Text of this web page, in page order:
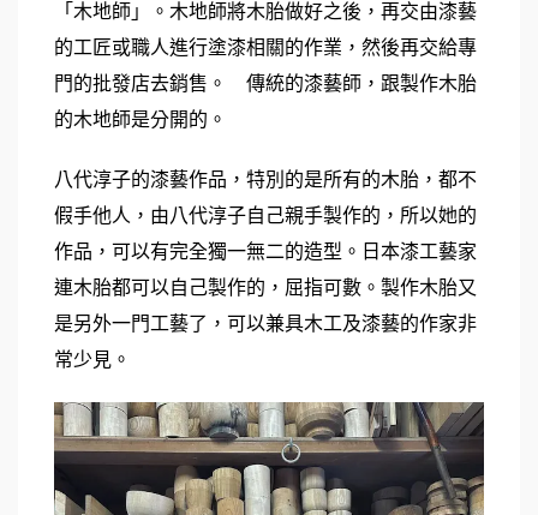
「木地師」。木地師將木胎做好之後，再交由漆藝
的工匠或職人進行塗漆相關的作業，然後再交給專
門的批發店去銷售。    傳統的漆藝師，跟製作木胎
的木地師是分開的。
八代淳子的漆藝作品，特別的是所有的木胎，都不
假手他人，由八代淳子自己親手製作的，所以她的
作品，可以有完全獨一無二的造型。日本漆工藝家
連木胎都可以自己製作的，屈指可數。製作木胎又
是另外一門工藝了，可以兼具木工及漆藝的作家非
常少見。